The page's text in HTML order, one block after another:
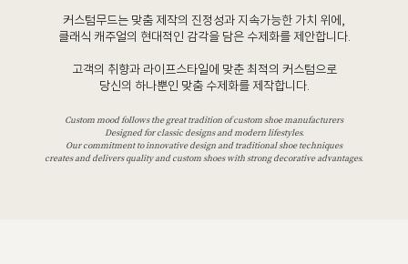
커스텀무드는 맞춤 제작의 진정성과 지속가능한 가치 위에,
클래식 캐주얼의 현대적인 감각을 담은 수제화를 제안합니다.
고객의 취향과 라이프스타일에 맞춘 최적의 커스텀으로
당신의 하나뿐인 맞춤 수제화를 제작합니다.
Custom mood follows the great tradition of custom shoe manufacturers
Designed for classic designs and modern lifestyles.
Our commitment to innovative design and traditional shoe techniques
creates and delivers quality and custom shoes with strong decorative advantages.